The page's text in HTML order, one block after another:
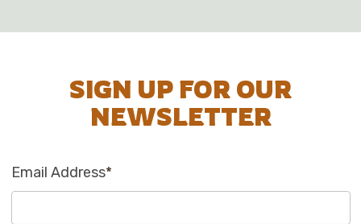
SIGN UP FOR OUR
NEWSLETTER
Email Address*